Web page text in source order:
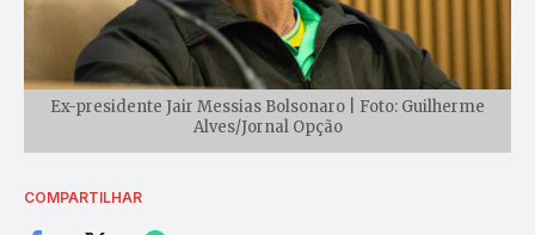
Ex-presidente Jair Messias Bolsonaro | Foto: Guilherme
Alves/Jornal Opção
COMPARTILHAR